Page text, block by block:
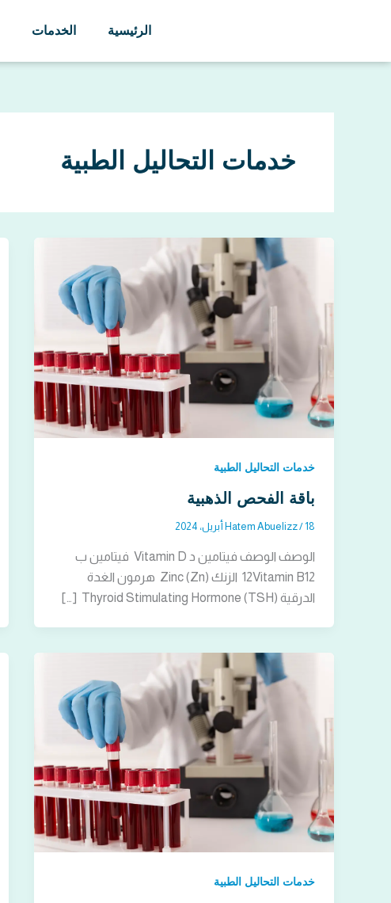
الرئيسية الخدمات
خدمات التحاليل الطبية
خدمات التحاليل الطبية
باقة الفحص الذهبية
Hatem Abuelizz/18 أبريل، 2024
الوصف الوصف فيتامين د Vitamin D فيتامين ب
12Vitamin B12 الزنك Zinc (Zn) هرمون الغدة
الدرقية Thyroid Stimulating Hormone (TSH) […]
خدمات التحاليل الطبية